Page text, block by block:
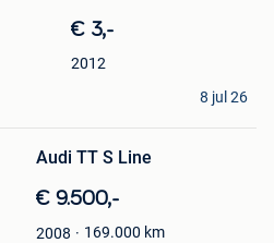
€ 3,-
2012
8 jul 26
Audi TT S Line
€ 9.500,-
2008 169.000 km